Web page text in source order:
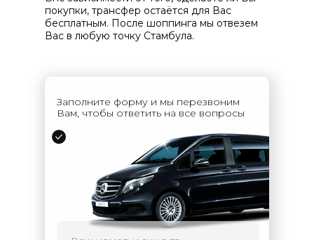
покупки, трансфер остаётся для Вас
бесплатным. После шоппинга мы отвезем
Вас в любую точку Стамбула.
Заполните форму и мы перезвоним
Вам, чтобы ответить на все вопросы